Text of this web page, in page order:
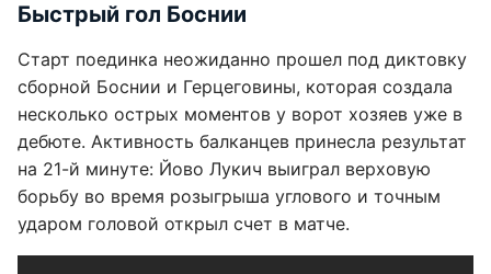
Быстрый гол Боснии
Старт поединка неожиданно прошел под диктовку
сборной Боснии и Герцеговины, которая создала
несколько острых моментов у ворот хозяев уже в
дебюте. Активность балканцев принесла результат
на 21-й минуте: Йово Лукич выиграл верховую
борьбу во время розыгрыша углового и точным
ударом головой открыл счет в матче.